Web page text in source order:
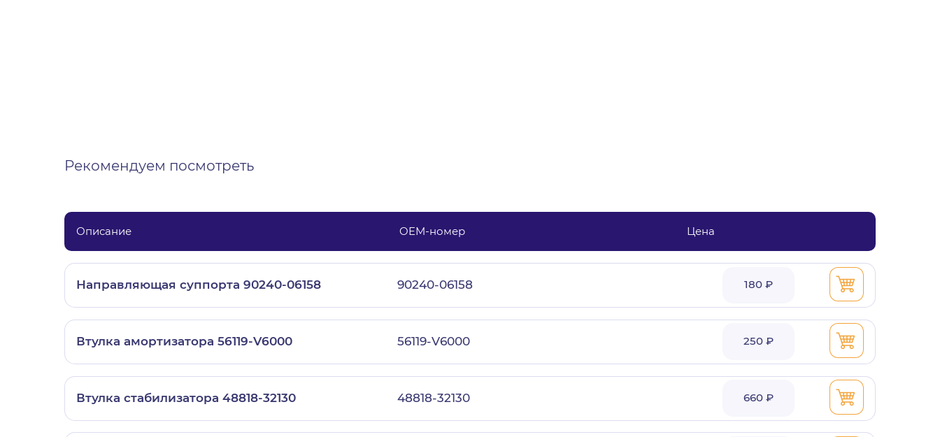
Рекомендуем посмотреть
Описание OEM-номер Цена
Направляющая суппорта 90240-06158 90240-06158 180 ₽
Втулка амортизатора 56119-V6000 56119-V6000 250 ₽
Втулка стабилизатора 48818-32130 48818-32130 660 ₽